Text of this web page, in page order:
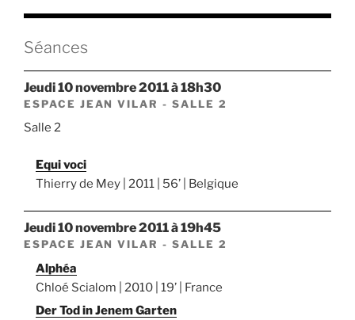
Séances
jeudi 10 novembre 2011 à 18h30
ESPACE JEAN VILAR - SALLE 2
Salle 2
Equi voci
Thierry de Mey | 2011 | 56’ | Belgique
jeudi 10 novembre 2011 à 19h45
ESPACE JEAN VILAR - SALLE 2
Alphéa
Chloé Scialom | 2010 | 19’ | France
Der Tod in Jenem Garten